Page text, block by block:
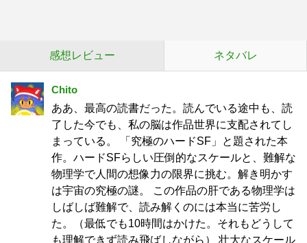
感想レビュー ネタバレ
Chito
ああ、最高の読書だった。読んでいる途中も、読
了した今でも、私の脳は作品世界に支配されてし
まっている。 「究極のハードSF」と題された本
作。ハードSFらしい圧倒的なスケールと、難解な
物理学で人間の想像力の限界に挑む。解き明かす
は宇宙の究極の謎。 この作品の肝である物理学は
しばしば難解で、読み解くのには本当に苦労し
た。（最低でも10時間はかけた。それもどうして
も理解できず読み飛ばしながら） 壮大なスケール